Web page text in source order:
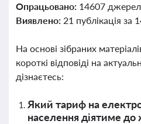
Опрацьовано: 14607 джерел
Виявлено: 21 публікація за
На основі зібраних
короткі відповіді на
дізнаєтесь:
Який тариф на
населення діятиме до